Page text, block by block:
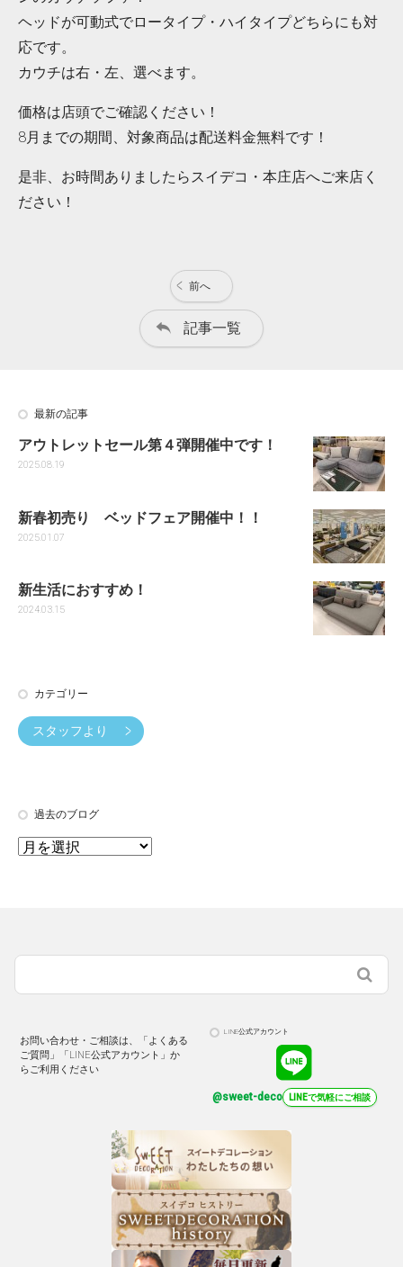
ヘッドが可動式でロータイプ・ハイタイプどちらにも対
応です。
カウチは右・左、選べます。
価格は店頭でご確認ください！
8月までの期間、対象商品は配送料金無料です！
是非、お時間ありましたらスイデコ・本庄店へご来店く
ださい！
前へ
記事一覧
最新の記事
アウトレットセール第４弾開催中です！
2025.08.19
新春初売り ベッドフェア開催中！！
2025.01.07
新生活におすすめ！
2024.03.15
カテゴリー
スタッフより
過去のブログ
お問い合わせ・ご相談は、「よくある
ご質問」「LINE公式アカウント」か
らご利用ください
LINE公式アカウント
@sweet-deco LINEで気軽にご相談